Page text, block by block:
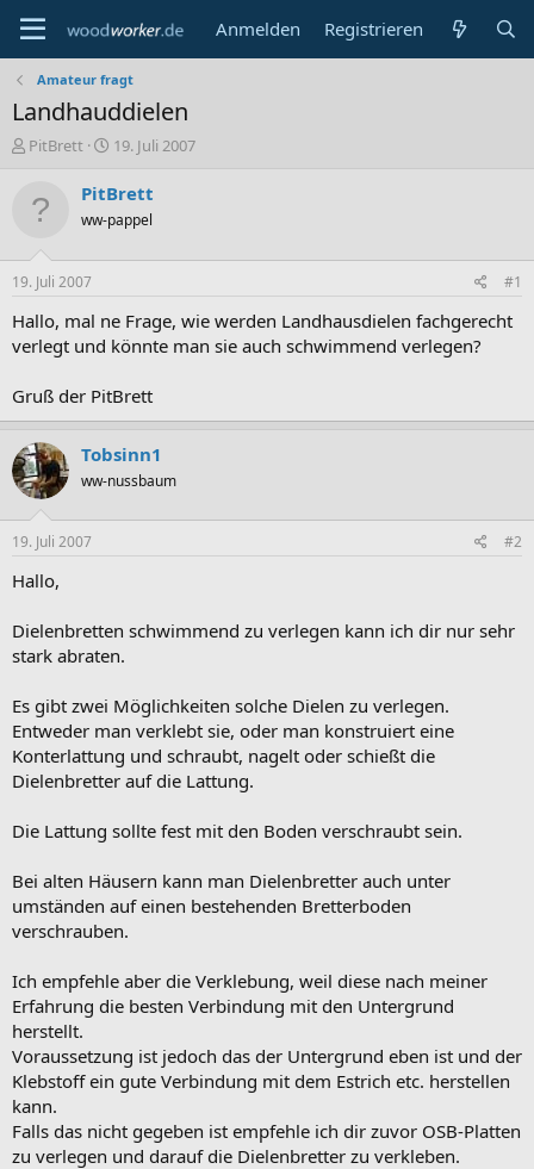
Anmelden Registrieren
Amateur fragt
Landhauddielen
E
t
e
r
PitBrett
E
s
e
a
m
19. Juli 2007
PitBrett
ww-pappel
19. Juli 2007 #1
Hallo, mal ne Frage, wie werden Landhausdielen fachgerecht
verlegt und könnte man sie auch schwimmend verlegen?
Gruß der PitBrett
Tobsinn1
ww-nussbaum
19. Juli 2007 #2
Hallo,
Dielenbretten schwimmend zu verlegen kann ich dir nur sehr
stark abraten.
Es gibt zwei Möglichkeiten solche Dielen zu verlegen.
Entweder man verklebt sie, oder man konstruiert eine
Konterlattung und schraubt, nagelt oder schießt die
Dielenbretter auf die Lattung.
Die Lattung sollte fest mit den Boden verschraubt sein.
Bei alten Häusern kann man Dielenbretter auch unter
umständen auf einen bestehenden Bretterboden
verschrauben.
Ich empfehle aber die Verklebung, weil diese nach meiner
Erfahrung die besten Verbindung mit den Untergrund
herstellt.
Voraussetzung ist jedoch das der Untergrund eben ist und der
Klebstoff ein gute Verbindung mit dem Estrich etc. herstellen
kann.
Falls das nicht gegeben ist empfehle ich dir zuvor OSB-Platten
zu verlegen und darauf die Dielenbretter zu verkleben.